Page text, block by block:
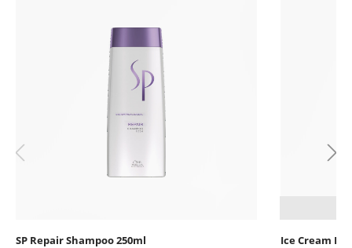
SP Repair Shampoo 250ml Ice Cream